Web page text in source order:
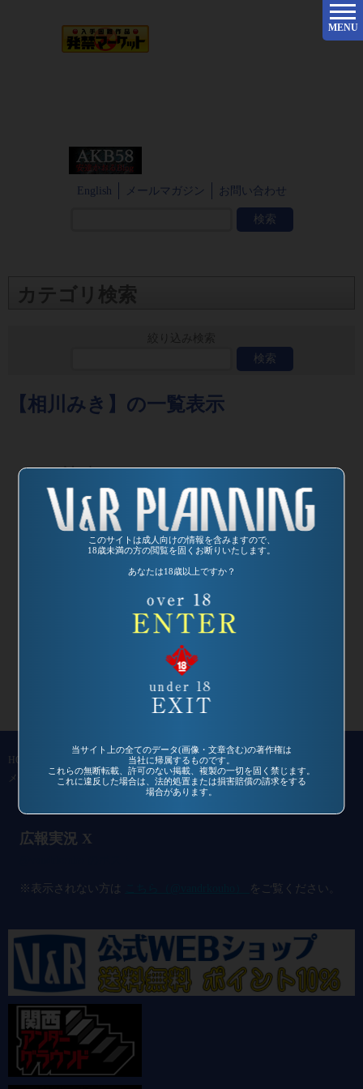
このサイトは成人向けの情報を含みますので、
18歳未満の方の閲覧を固くお断りいたします。
あなたは18歳以上ですか？
当サイト上の全てのデータ(画像・文章含む)の著作権は
当社に帰属するものです。
これらの無断転載、許可のない掲載、複製の一切を固く禁じます。
これに違反した場合は、法的処置または損害賠償の請求をする
場合があります。
English メールマガジン お問い合わせ
MENU
カテゴリ検索
【相川みき】の一覧表示
2003/03/21
品番：DVDVR-
監督：カンパニー
HOME 過去作品 通信販売 コミュニティ
メールマガジン
お問い合わせ
広報実況 X
※表示されない方は をご覧ください。